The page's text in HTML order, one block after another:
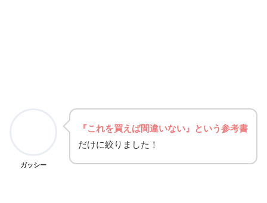
ガッシー
『これを買えば間違いない』という参考書
だけに絞りました！